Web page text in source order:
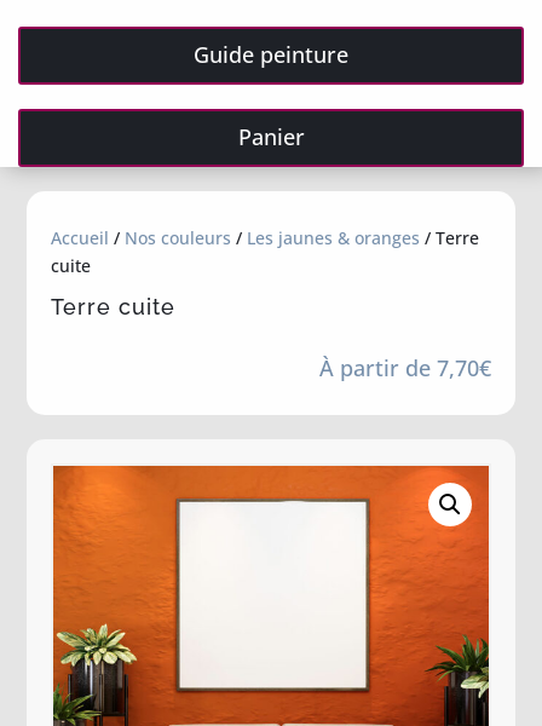
Guide peinture
Panier
Accueil / Nos couleurs / Les jaunes & oranges / Terre
cuite
Terre cuite
À partir de 7,70€